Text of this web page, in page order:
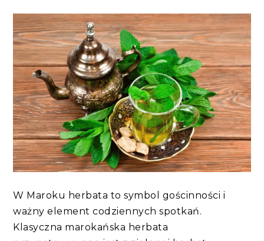
W Maroku herbata to symbol gościnności i
ważny element codziennych spotkań.
Klasyczna marokańska herbata